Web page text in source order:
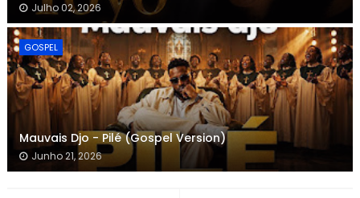
Julho 02, 2026
GOSPEL
Mauvais Djo - Pilé (Gospel Version)
Junho 21, 2026